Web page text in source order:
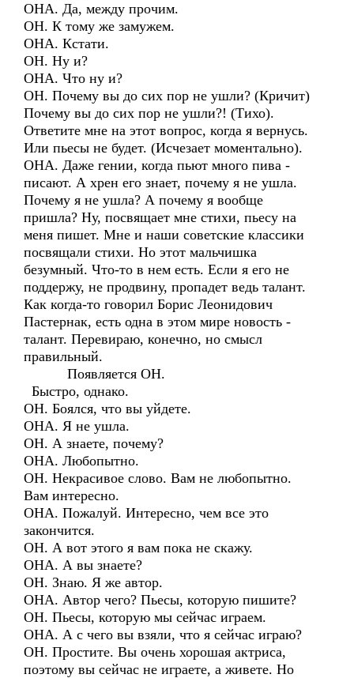
ОНА. Да, между прочим.
ОН. К тому же замужем.
ОНА. Кстати.
ОН. Ну и?
ОНА. Что ну и?
ОН. Почему вы до сих пор не ушли? (Кричит)
Почему вы до сих пор не ушли?! (Тихо).
Ответите мне на этот вопрос, когда я вернусь.
Или пьесы не будет. (Исчезает моментально).
ОНА. Даже гении, когда пьют много пива -
писают. А хрен его знает, почему я не ушла.
Почему я не ушла? А почему я вообще
пришла? Ну, посвящает мне стихи, пьесу на
меня пишет. Мне и наши советские классики
посвящали стихи. Но этот мальчишка
безумный. Что-то в нем есть. Если я его не
поддержу, не продвину, пропадет ведь талант.
Как когда-то говорил Борис Леонидович
Пастернак, есть одна в этом мире новость -
талант. Перевираю, конечно, но смысл
правильный.
Появляется ОН.
Быстро, однако.
ОН. Боялся, что вы уйдете.
ОНА. Я не ушла.
ОН. А знаете, почему?
ОНА. Любопытно.
ОН. Некрасивое слово. Вам не любопытно.
Вам интересно.
ОНА. Пожалуй. Интересно, чем все это
закончится.
ОН. А вот этого я вам пока не скажу.
ОНА. А вы знаете?
ОН. Знаю. Я же автор.
ОНА. Автор чего? Пьесы, которую пишите?
ОН. Пьесы, которую мы сейчас играем.
ОНА. А с чего вы взяли, что я сейчас играю?
ОН. Простите. Вы очень хорошая актриса,
поэтому вы сейчас не играете, а живете. Но